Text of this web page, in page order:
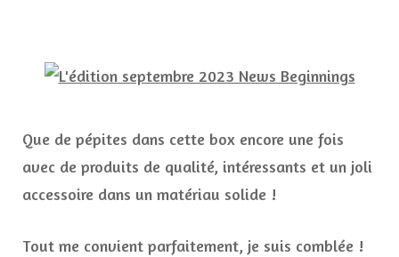
Que de pépites dans cette box encore une fois
avec de produits de qualité, intéressants et un joli
accessoire dans un matériau solide !
Tout me convient parfaitement, je suis comblée !